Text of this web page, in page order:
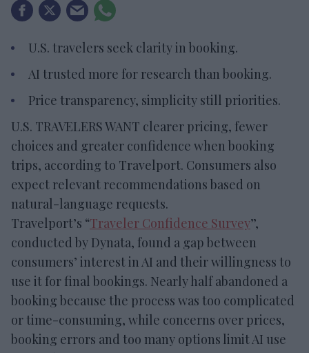
U.S. travelers seek clarity in booking.
AI trusted more for research than booking.
Price transparency, simplicity still priorities.
U.S. TRAVELERS WANT clearer pricing, fewer
choices and greater confidence when booking
trips, according to Travelport. Consumers also
expect relevant recommendations based on
natural-language requests.
Travelport’s “Traveler Confidence Survey”,
conducted by Dynata, found a gap between
consumers’ interest in AI and their willingness to
use it for final bookings. Nearly half abandoned a
booking because the process was too complicated
or time-consuming, while concerns over prices,
booking errors and too many options limit AI use